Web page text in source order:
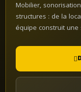
Mobilier,
structures : de la
équipe construit